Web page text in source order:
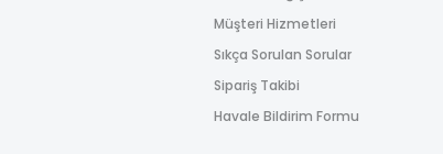
Müşteri Hizmetleri
Sıkça Sorulan Sorular
Sipariş Takibi
Havale Bildirim Formu